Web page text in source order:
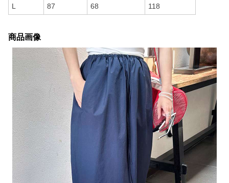
L 87 68 118
商品画像